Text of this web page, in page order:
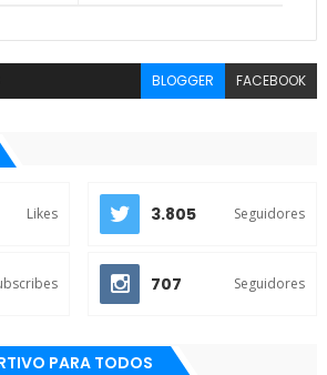
BLOGGER FACEBOOK
Likes 3.805 Seguidores
707 Seguidores
PARA TODOS